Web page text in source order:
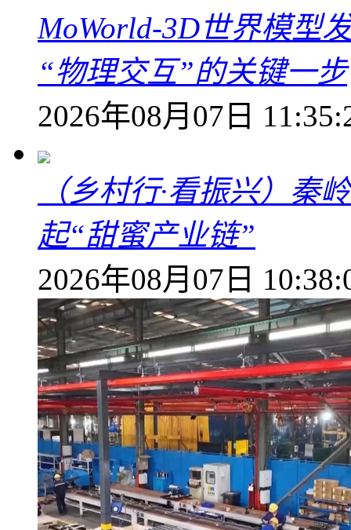
MoWorld-3D世界模型
“物理交互”的关键一步
2026年08月07日
（乡村行·看振兴）秦
起“甜蜜产业链”
2026年08月07日